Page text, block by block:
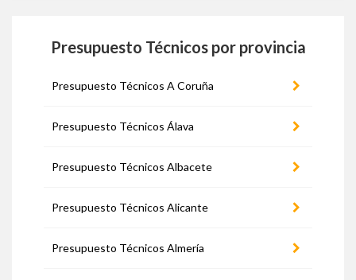
Presupuesto Técnicos por provincia
Presupuesto Técnicos A Coruña
Presupuesto Técnicos Álava
Presupuesto Técnicos Albacete
Presupuesto Técnicos Alicante
Presupuesto Técnicos Almería